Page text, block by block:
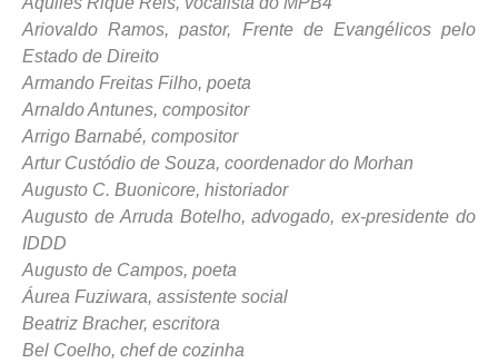
Ariovaldo Ramos, pastor, Frente de Evangélicos pelo
Estado de Direito
Armando Freitas Filho, poeta
Arnaldo Antunes, compositor
Arrigo Barnabé, compositor
Artur Custódio de Souza, coordenador do Morhan
Augusto C. Buonicore, historiador
Augusto de Arruda Botelho, advogado, ex-presidente do
IDDD
Augusto de Campos, poeta
Áurea Fuziwara, assistente social
Beatriz Bracher, escritora
Bel Coelho, chef de cozinha